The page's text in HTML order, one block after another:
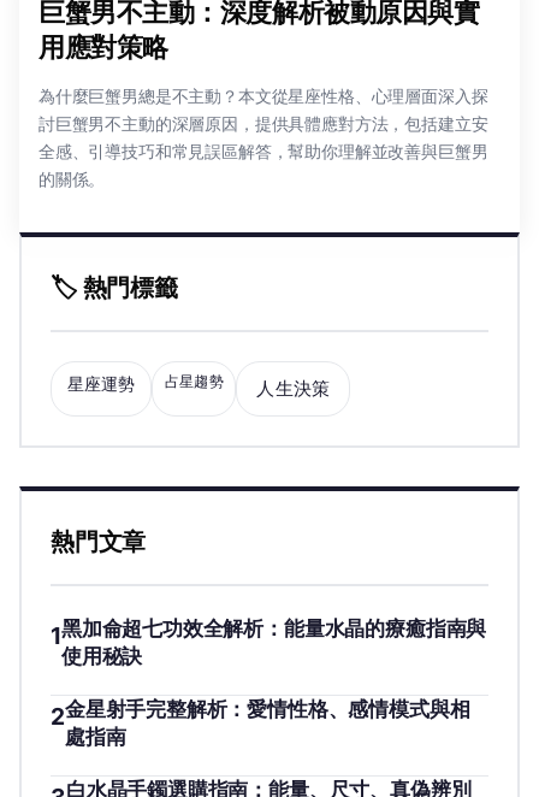
巨蟹男不主動：深度解析被動原因與實
用應對策略
為什麼巨蟹男總是不主動？本文從星座性格、心理層面深入探
討巨蟹男不主動的深層原因，提供具體應對方法，包括建立安
全感、引導技巧和常見誤區解答，幫助你理解並改善與巨蟹男
的關係。
🏷️ 熱門標籤
星座運勢 占星趨勢 人生決策
熱門文章
1黑加侖超七功效全解析：能量水晶的療癒指南與
使用秘訣
2金星射手完整解析：愛情性格、感情模式與相
處指南
白水晶手鐲選購指南：能量、尺寸、真偽辨別